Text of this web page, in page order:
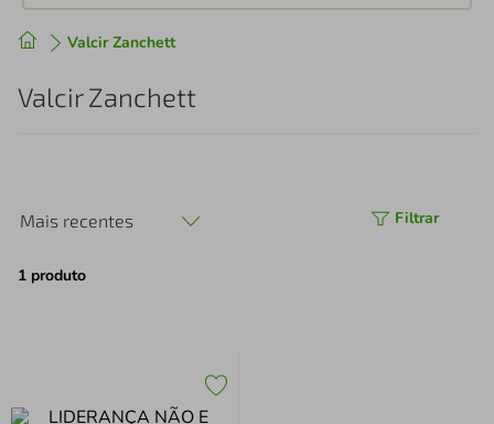
Valcir Zanchett
Valcir Zanchett
Mais recentes Filtrar
1 produto
Produtos mais buscados
tenis
perfume
4º